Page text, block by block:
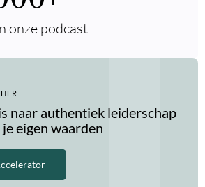
onze podcast
naar authentiek leiderschap
eigen waarden